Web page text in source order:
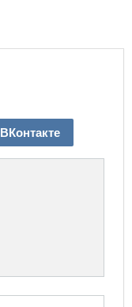
ВКонтакте